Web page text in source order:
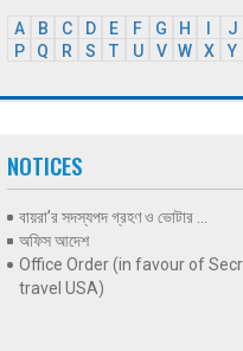
A B C D E F G H J
P
Q R S T U V W X Y
NOTICES
বায়রা’র সদস্যপদ গ্রহণ ও ভোটার ...
অফিস আদেশ
Office Order (in favour of
travel USA)